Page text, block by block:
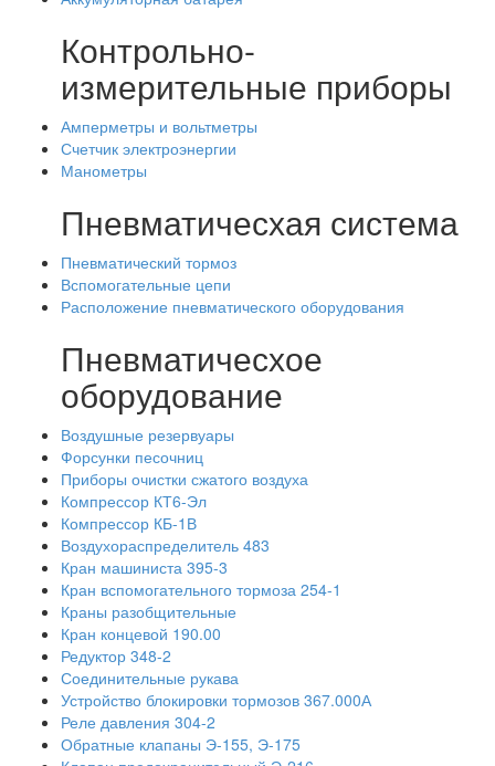
Контрольно-
измерительные приборы
Амперметры и вольтметры
Счетчик электроэнергии
Манометры
Пневматичесхая система
Пневматический тормоз
Вспомогательные цепи
Расположение пневматического оборудования
Пневматичесхое
оборудование
Воздушные резервуары
Форсунки песочниц
Приборы очистки сжатого воздуха
Компрессор КТ6-Эл
Компрессор КБ-1В
Воздухораспределитель 483
Кран машиниста 395-3
Кран вспомогательного тормоза 254-1
Краны разобщительные
Кран концевой 190.00
Редуктор 348-2
Соединительные рукава
Устройство блокировки тормозов 367.000А
Реле давления 304-2
Обратные клапаны Э-155, Э-175